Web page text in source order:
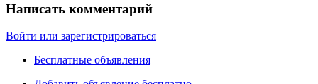
Написать комментарий
Войти или зарегистрироваться
Бесплатные объявления